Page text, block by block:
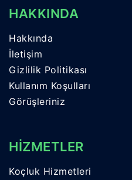
HAKKINDA
Hakkında
İletişim
Gizlilik Politikası
Kullanım Koşulları
Görüşleriniz
HİZMETLER
Koçluk Hizmetleri